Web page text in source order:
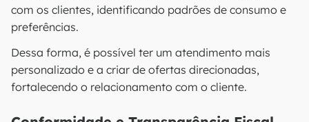
com os clientes, identificando padrões de consumo e
preferências.
Dessa forma, é possível ter um atendimento mais
personalizado e a criar de ofertas direcionadas,
fortalecendo o relacionamento com o cliente.